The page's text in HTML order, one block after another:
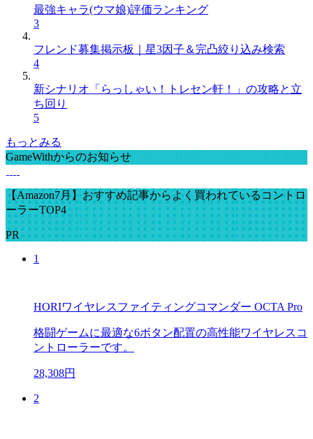
最強キャラ(ウマ娘)評価ランキング
3
フレンド募集掲示板｜星3因子＆完凸絞り込み検索
4
新シナリオ「らっしゃい！トレセン軒！」の攻略と立
ち回り
5
もっとみる
GameWithからのお知らせ
【Amazon7月】おすすめ記事からよく買われているコントロ
ーラーTOP4
PR
1
HORIワイヤレスファイティングコマンダー OCTA Pro
格闘ゲームに最適な6ボタン配置の高性能ワイヤレスコ
ントローラーです。
28,308円
2